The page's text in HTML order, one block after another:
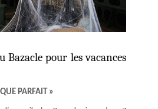
Bazacle pour les vacances
PARFAIT »